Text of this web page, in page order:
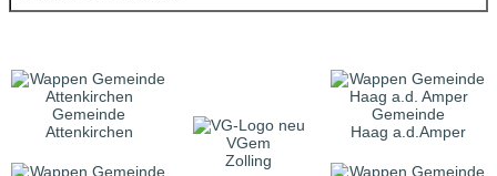
Gemeinde
Attenkirchen
VGem
Zolling
Gemeinde
Haag a.d.Amper